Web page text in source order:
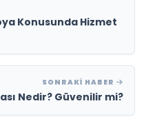
Konusunda Hizmet
SONRAKI HABER
Nedir? Güvenilir mi?